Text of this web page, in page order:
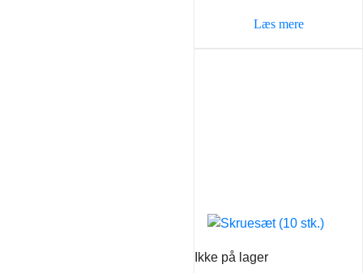
Læs mere
Ikke på lager